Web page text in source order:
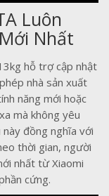
Luôn
Nhất
hỗ trợ cập nhật
nhà sản xuất
năng mới hoặc
mà không yêu
đồng nghĩa với
thời gian, người
nhất từ Xiaomi
cứng.